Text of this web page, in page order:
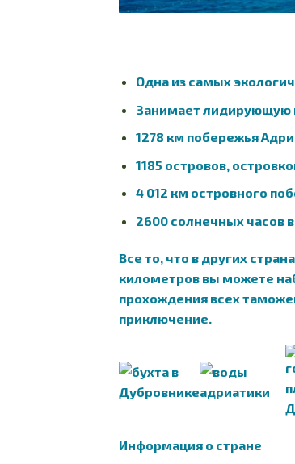
Одна из самых
Занимает лидирующую
1278 км побережья
1185 островов,
4 012 км островного
2600 солнечных часов
Все то, что в других
километров вы можете
прохождения всех
приключение.
Информация о стране